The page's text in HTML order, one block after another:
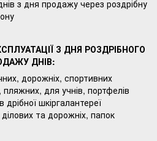
з дня продажу через роздрібну
З ДНЯ РОЗДРІБНОГО
ДНІВ:
дорожніх, спортивних
для учнів, портфелів
дрібної шкіргалантереї
та дорожніх, папок